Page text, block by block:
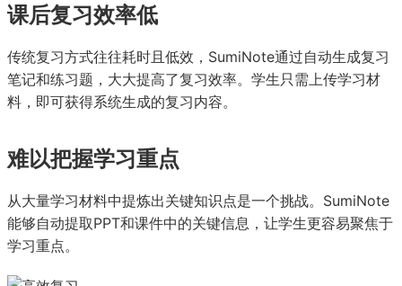
课后复习效率低
传统复习方式往往耗时且低效，SumiNote通过自动生成复习
笔记和练习题，大大提高了复习效率。学生只需上传学习材
料，即可获得系统生成的复习内容。
难以把握学习重点
从大量学习材料中提炼出关键知识点是一个挑战。SumiNote
能够自动提取PPT和课件中的关键信息，让学生更容易聚焦于
学习重点。